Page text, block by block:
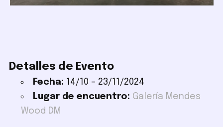
Detalles de Evento
Fecha: 14/10 – 23/11/2024
Lugar de encuentro: Galería Mendes
Wood DM